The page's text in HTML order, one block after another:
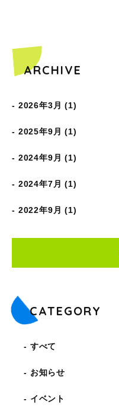
ARCHIVE
2026年3月 (1)
2025年9月 (1)
2024年9月 (1)
2024年7月 (1)
2022年9月 (1)
CATEGORY
すべて
お知らせ
イベント